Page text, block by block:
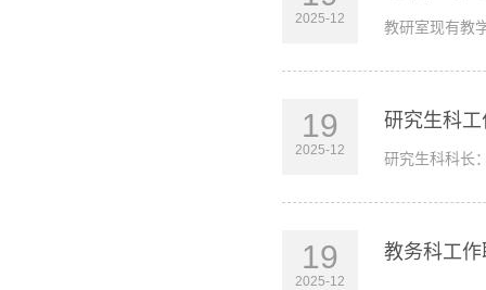
2025-12 教研室现有教
19
2025-12
研究生科
研究生科科
19
2025-12
教务科工作